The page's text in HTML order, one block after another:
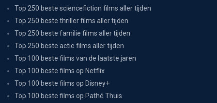
Top 250 beste sciencefiction films aller tijden
Top 250 beste thriller films aller tijden
Top 250 beste familie films aller tijden
Top 250 beste actie films aller tijden
Top 100 beste films van de laatste jaren
Top 100 beste films op Netflix
Top 100 beste films op Disney+
Top 100 beste films op Pathé Thuis